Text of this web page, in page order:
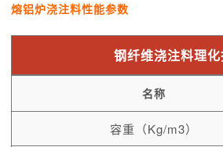
熔铝炉浇注料性能参数
钢纤维浇注料理
名称
容重（Kg/m3）